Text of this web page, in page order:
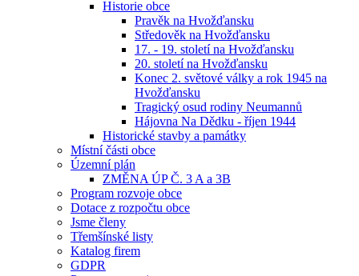
Historie obce
Pravěk na Hvožďansku
Středověk na Hvožďansku
17. - 19. století na Hvožďansku
20. století na Hvožďansku
Konec 2. světové války a rok 1945 na
Hvožďansku
Tragický osud rodiny Neumannů
Hájovna Na Dědku - říjen 1944
Historické stavby a památky
Místní části obce
Územní plán
ZMĚNA ÚP Č. 3 A a 3B
Program rozvoje obce
Dotace z rozpočtu obce
Jsme členy
Třemšínské listy
Katalog firem
GDPR